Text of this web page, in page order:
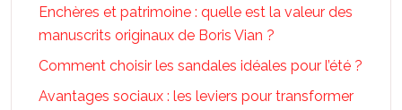
Enchères et patrimoine : quelle est la valeur des
manuscrits originaux de Boris Vian ?
Comment choisir les sandales idéales pour l’été ?
Avantages sociaux : les leviers pour transformer